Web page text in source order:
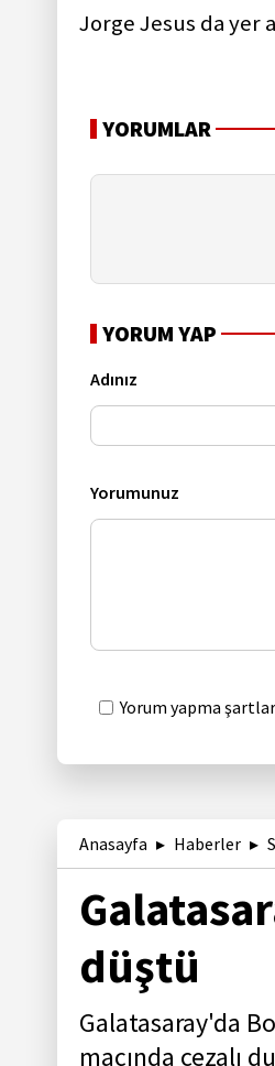
Jorge Jesus da yer
YORUMLAR
YORUM YAP
Adınız
Yorumunuz
Yorum yapma
Anasayfa Haberler
düştü
Galatasaray'da
maçında cezalı